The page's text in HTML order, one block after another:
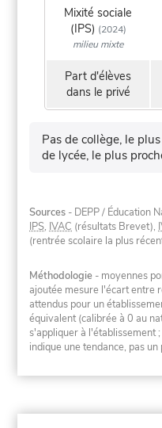
Mixité sociale
(IPS) (2024)
milieu mixte
Part d'élèves
dans le privé
Pas de collège, le
de lycée, le plus
Sources - DEPP / Éducation
IPS, IVAC (résultats Brevet),
(rentrée scolaire la plus
Méthodologie - moyennes
ajoutée mesure l'écart entre
attendus pour un
équivalent (calibrée à 0 au
s'appliquer à l'établissement
indique une tendance, pas un